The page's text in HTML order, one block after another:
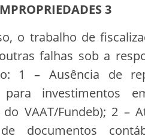
3
o trabalho de
falhas sob a
1 – Ausência de
para investimentos
VAAT/Fundeb); 2 –
documentos